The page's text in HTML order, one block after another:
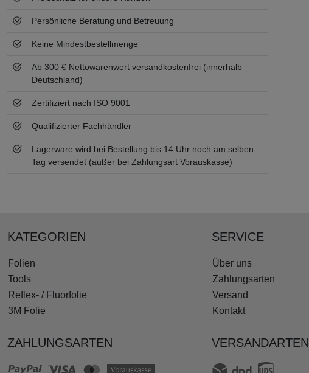
Persönliche Beratung und Betreuung
Keine Mindestbestellmenge
Ab 300 € Nettowarenwert versandkostenfrei (innerhalb
Deutschland)
Zertifiziert nach ISO 9001
Qualifizierter Fachhändler
Lagerware wird bei Bestellung bis 14 Uhr noch am selben
Tag versendet (außer bei Zahlungsart Vorauskasse)
KATEGORIEN
Folien
Tools
Reflex- / Fluorfolie
3M Folie
SERVICE
Über uns
Zahlungsarten
Versand
Kontakt
ZAHLUNGSARTEN VERSANDARTEN